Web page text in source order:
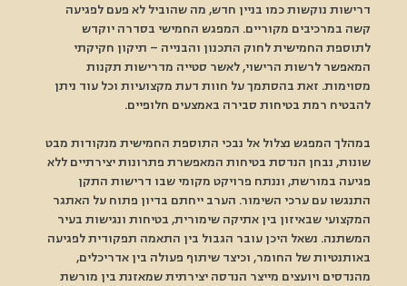
דרישות נוקשות כמו בניין חדש, מה שהוביל לא פעם לפגיעה
קשה במרכיבים מקוריים. המפגש החמישי בסדרה יוקדש
לתוספת החמישית לחוק התכנון והבנייה – תיקון חקיקתי
המאפשר לרשות הרישוי, לאשר סטייה מדרישות תקנות
מסוימות. זאת בהסתמך על חוות דעת מקצועיות וכל עוד ניתן
להבטיח רמת בטיחות סבירה באמצעים חלופיים.
במהלך המפגש נצלול אל נבכי התוספת החמישית מנקודות מבט
שונות, נבחן הנדסת בטיחות המאפשרת פתרונות יצירתיים ללא
פגיעה במורשת, וננתח פרויקט מקומי שבו דרישות התקן
התנגשו עם ערכי השימור. הערב ייחתם בדיון פתוח על האתגר
המקצועי שבאיזון בין אתיקה שימורית, בטיחות ונגישות בעיר
המשתנה. נשאל היכן עובר הגבול בין התאמה תפקודית לפגיעה
באותנטיות של החומר, וכיצד שיתוף פעולה בין אדריכלים,
מהנדסים ויועצים מייצר הנדסה יצירתית שמאזנת בין מורשת